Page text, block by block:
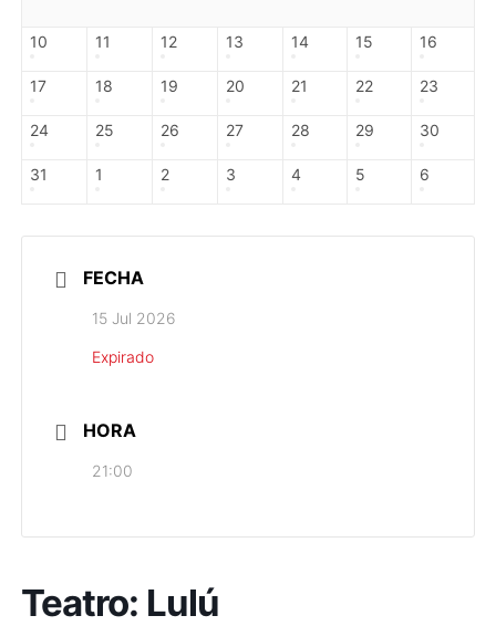
10 11 12 13 14 15 16
17 18 19 20 21 22 23
24 25 26 27 28 29 30
31 1 2 3 4 5 6
FECHA
15 Jul 2026
Expirado
HORA
21:00
Teatro: Lulú